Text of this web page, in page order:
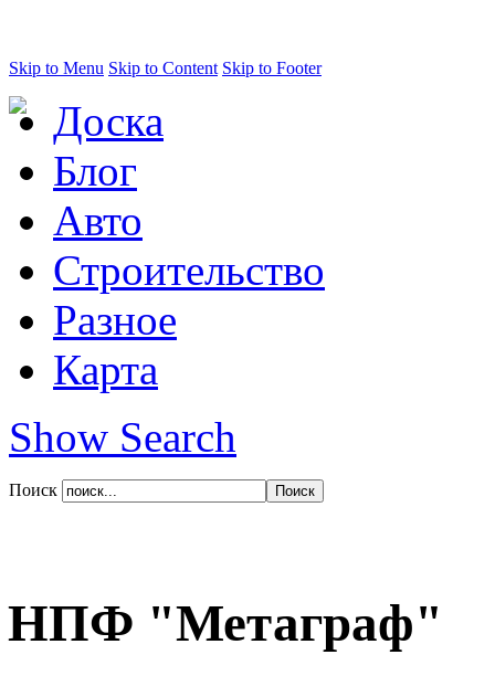
Skip to Menu Skip to Content Skip to Footer
Доска
Блог
Авто
Строительство
Разное
Карта
Show Search
Поиск
НПФ "Метаграф"